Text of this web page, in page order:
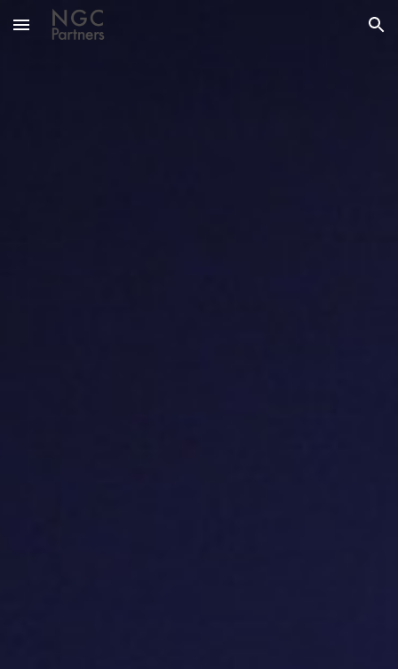
Skip to main content Skip to navigation